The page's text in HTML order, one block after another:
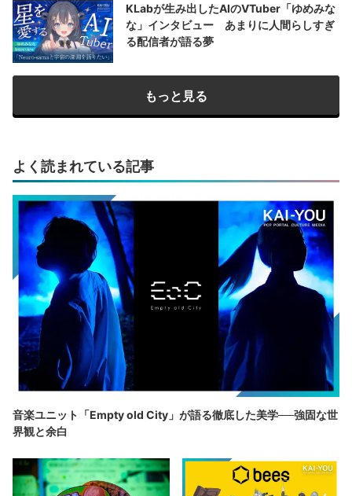
KLabが生み出したAIのVTuber「ゆめみな
な」インタビュー あまりに人間らしすぎ
る配信者が語る夢
もっと見る
よく読まれている記事
音楽ユニット「Empty old City」が語る徹底した美学──強固な世
界観と余白